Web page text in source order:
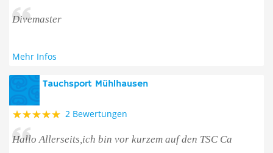
Divemaster
Mehr Infos
Tauchsport Mühlhausen
2 Bewertungen
Hallo Allerseits,ich bin vor kurzem auf den TSC Ca